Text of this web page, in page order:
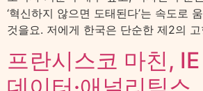
‘혁신하지 않으면 도태된다’는 속도로
것을요. 저에게 한국은 단순한 제2의
프란시스코 마친,